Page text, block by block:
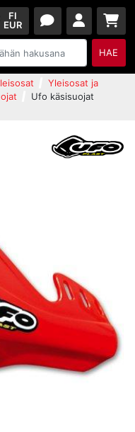
FI
EUR
HAE
Yleisosat ja
Ufo käsisuojat